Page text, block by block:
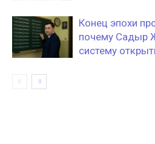
Конец эпохи
почему Садыр
систему